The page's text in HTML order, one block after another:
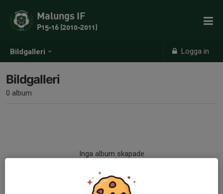
Bildgalleri Logga in
Malungs IF
P15-16 (2010-2011)
Bildgalleri
0 album
Inga album skapade